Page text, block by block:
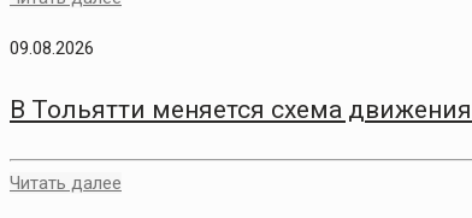
09.08.2026
В Тольятти меняется схема
Читать далее